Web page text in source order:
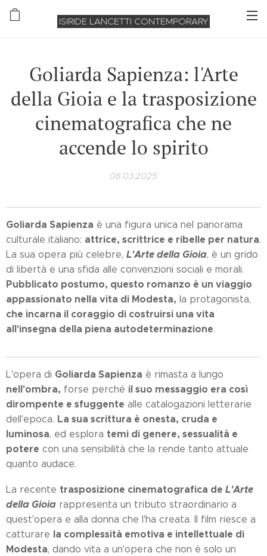
ISIRIDE LANCETTI CONTEMPORARY
Goliarda Sapienza: l'Arte
della Gioia e la trasposizione
cinematografica che ne
accende lo spirito
08.03.2025
Goliarda Sapienza è una figura unica nel panorama
culturale italiano: attrice, scrittrice e ribelle per natura.
La sua opera più celebre, L'Arte della Gioia, è un grido
di libertà e una sfida alle convenzioni sociali e morali.
Pubblicato postumo, questo romanzo è un viaggio
appassionato nella vita di Modesta, la protagonista,
che incarna il coraggio di costruirsi una vita
all'insegna della piena autodeterminazione.
L'opera di Goliarda Sapienza è rimasta a lungo
nell'ombra, forse perché il suo messaggio era così
dirompente e sfuggente alle catalogazioni letterarie
dell'epoca. La sua scrittura è onesta, cruda e
luminosa, ed esplora temi di genere, sessualità e
potere con una sensibilità che la rende tanto attuale
quanto audace.
La recente trasposizione cinematografica de L'Arte
della Gioia rappresenta un tributo straordinario a
quest'opera e alla donna che l'ha creata. Il film riesce a
catturare la complessità emotiva e intellettuale di
Modesta, dando vita a un'opera che non è solo un